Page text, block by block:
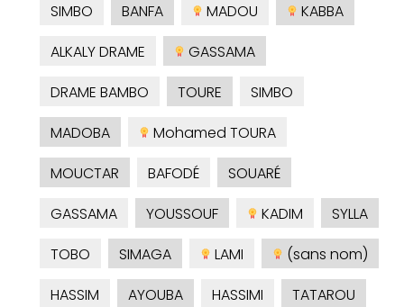
SIMBO
BANFA MADOU
KABBA
ALKALY DRAME
GASSAMA
DRAME BAMBO
TOURE
SIMBO
MADOBA
Mohamed TOURA
MOUCTAR
BAFODÉ
SOUARÉ
GASSAMA
YOUSSOUF KADIM
SYLLA
TOBO
SIMAGA LAMI
(sans nom)
HASSIM
AYOUBA HASSIMI
TATAROU